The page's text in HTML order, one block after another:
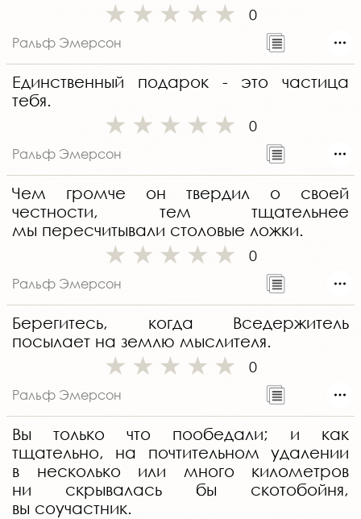
0
Ральф Эмерсон
Единственный подарок - это частица
тебя.
0
Ральф Эмерсон
Чем громче он твердил о своей
честности, тем тщательнее
мы пересчитывали столовые ложки.
0
Ральф Эмерсон
Берегитесь, когда Вседержитель
посылает на землю мыслителя.
0
Ральф Эмерсон
Вы только что пообедали; и как
тщательно, на почтительном удалении
в несколько или много километров
ни скрывалась бы скотобойня,
вы соучастник.